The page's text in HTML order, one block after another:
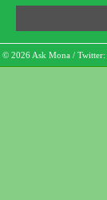
© 2026 Ask Mona / Twitter: